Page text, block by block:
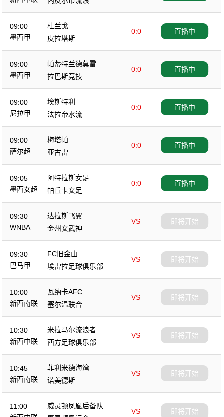
09:00
墨西甲
杜兰戈
0:0
皮拉塔斯
直播中
09:00
墨西甲
帕蒂特兰德莫雷洛
斯
0:0
拉巴斯竞技
直播中
09:00
尼拉甲
埃斯特利
0:0
法拉帝水流
直播中
09:00
萨尔超
梅塔帕
0:0
亚古雷
直播中
09:05
墨西女超
阿特拉斯女足
0:0
帕丘卡女足
直播中
09:30
WNBA
达拉斯飞翼
VS
金州女武神
即将开始
09:30
巴马甲
FC旧金山
VS
埃雷拉足球俱乐部
即将开始
10:00
新西南联
瓦纳卡AFC
VS
塞尔温联合
即将开始
10:30
新西中联
米拉马尔流浪者
VS
西方足球俱乐部
即将开始
10:45
新西南联
菲利米德海湾
VS
诺美德斯
即将开始
11:00
威灵顿凤凰后备队
VS
即将开始